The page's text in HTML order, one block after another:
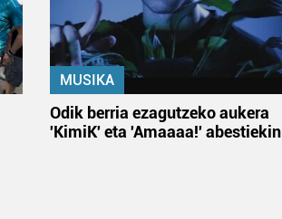
MUSIKA
Odik berria ezagutzeko aukera
'KimiK' eta 'Amaaaa!' abestiekin